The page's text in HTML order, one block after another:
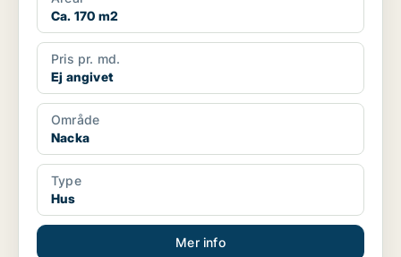
Ca. 170 m2
Pris pr. md.
Ej angivet
Område
Nacka
Type
Hus
Mer info